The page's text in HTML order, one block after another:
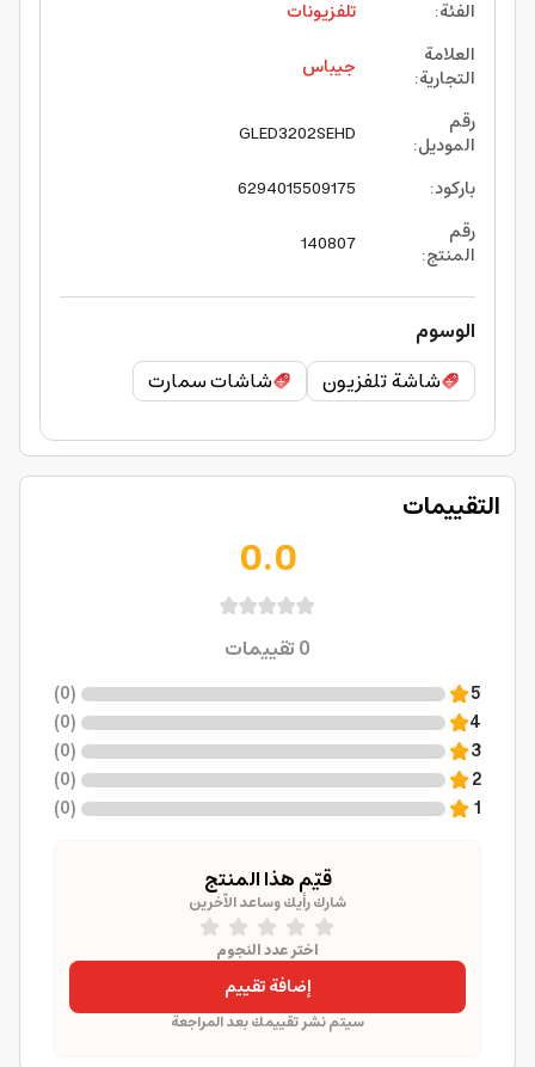
الفئة:
تلفزيونات
العلامة
التجارية:
جيباس
رقم
الموديل:
GLED3202SEHD
باركود:
6294015509175
رقم
المنتج:
140807
الوسوم
شاشة تلفزيون
شاشات سمارت
التقييمات
0.0
0تقييمات
5
(
0
)
4
(
0
)
3
(
0
)
2
(
0
)
1
(
0
)
قيّم هذا المنتج
شارك رأيك وساعد الآخرين
اختر عدد النجوم
إضافة تقييم
سيتم نشر تقييمك بعد المراجعة